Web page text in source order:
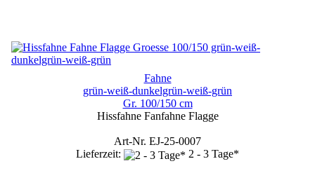
Fahne
grün-weiß-dunkelgrün-weiß-grün
Gr. 100/150 cm
Hissfahne Fanfahne Flagge
Art-Nr. EJ-25-0007
Lieferzeit:
2 - 3 Tage*